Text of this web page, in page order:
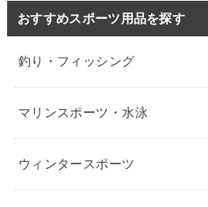
おすすめスポーツ用品を探す
釣り・フィッシング
マリンスポーツ・水泳
ウィンタースポーツ